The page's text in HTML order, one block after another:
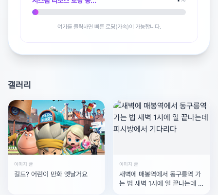
아이폰 18 프로 / 프로 맥스: 매년 정기적인 가을 이벤트에
서 공개될 예정입니다.
아이폰 18 / 18e: 표준 모델과 보급형 모델은 프로 출시 약
6개월 뒤인 2027년 상반기로 연기될 전망입니다.
아이폰 에어 2세대: 초슬림 디자인의 에어 모델 역시 봄 시
즌 라인업에 포함될 것으로 예상됩니다.
여기를 클릭하면 빠른 로딩(가속)이 가능합니다.
갤러리
이미지 글
길드? 어린이 만화 옛날거요
이미지 글
새벽에 매봉역에서 동구릉역 가
는 법 새벽 1시에 일 끝나는데 피